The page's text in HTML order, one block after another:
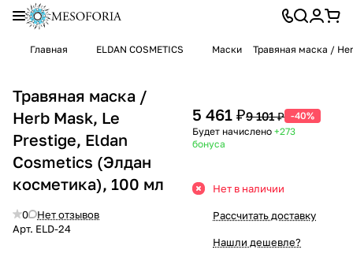
Главная ELDAN COSMETICS Маски Травяная маска /
Травяная маска /
Herb Mask, Le
Prestige, Eldan
Cosmetics (Элдан
косметика), 100 мл
0
Нет отзывов
Арт. ELD-24
5 461 ₽9 101 ₽ -40%
Будет начислено +273
бонуса
Нет в наличии
Рассчитать доставку
Нашли дешевле?